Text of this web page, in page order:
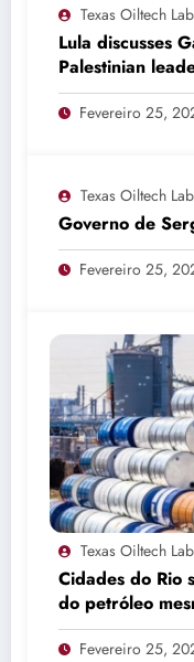
Texas Oiltech
Lula discusses
Palestinian
invitation
Fevereiro 25,
Texas Oiltech
Governo de
Fevereiro 25,
Texas Oiltech
Cidades do Rio
do petróleo
produção
Fevereiro 25,